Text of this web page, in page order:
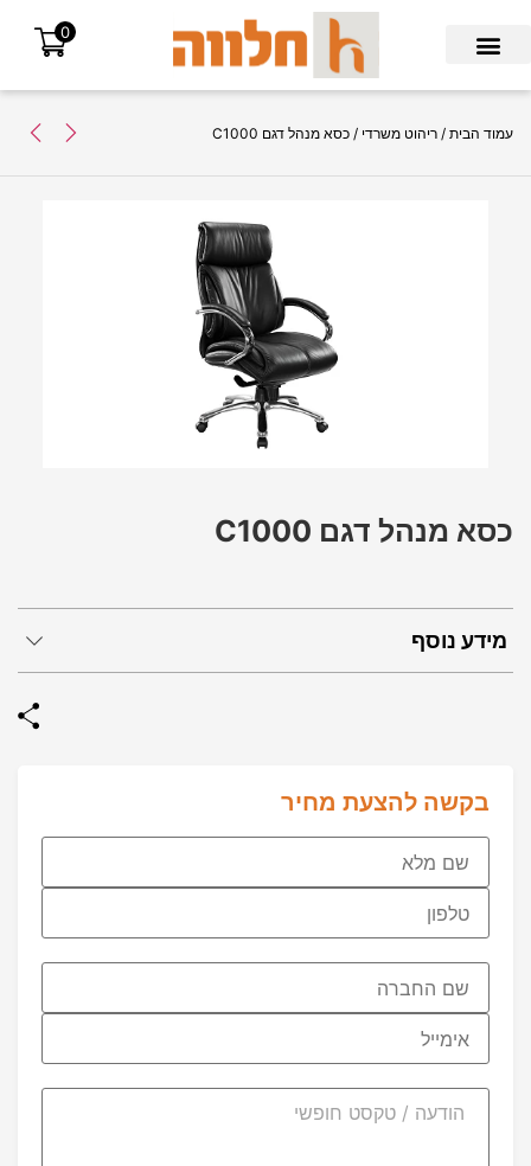
0
עמוד הבית / ריהוט משרדי / כסא מנהל דגם C1000
מידע נוסף
כסא מנהל דגם C1000
בקשה להצעת מחיר